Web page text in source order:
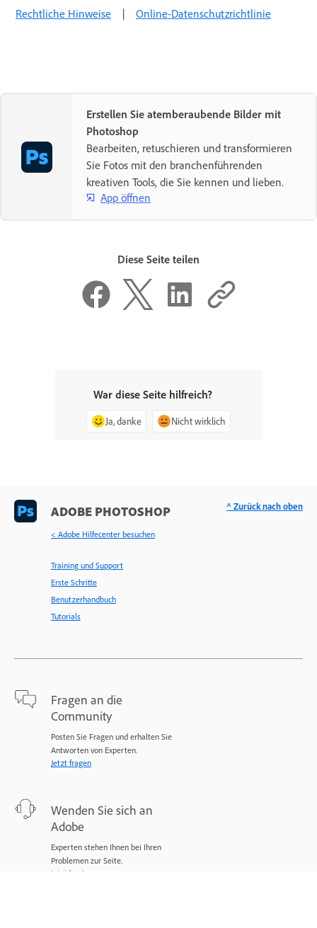
Rechtliche Hinweise | Online-Datenschutzrichtlinie
Erstellen Sie atemberaubende Bilder mit
Photoshop
Bearbeiten, retuschieren und transformieren
Sie Fotos mit den branchenführenden
kreativen Tools, die Sie kennen und lieben.
App öffnen
Diese Seite teilen
War diese Seite hilfreich?
Ja, danke Nicht wirklich
ADOBE PHOTOSHOP
< Adobe Hilfecenter besuchen
Training und Support
Erste Schritte
Benutzerhandbuch
Tutorials
Fragen an die
Community
Posten Sie Fragen und erhalten Sie
Antworten von Experten.
Jetzt fragen
Wenden Sie sich an
Adobe
Experten stehen Ihnen bei Ihren
Problemen zur Seite.
Jetzt beginnen
^ Zurück nach oben